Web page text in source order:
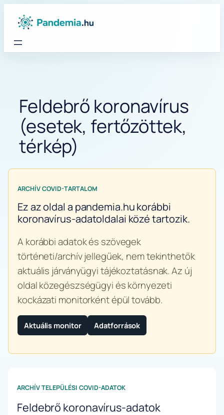
Feldebrő koronavírus
(esetek, fertőzöttek,
térkép)
ARCHÍV COVID-TARTALOM
Ez az oldal a pandemia.hu korábbi
koronavírus-adatoldalai közé tartozik.
A korábbi adatok és szövegek
történeti/archív jellegűek, nem tekinthetők
aktuális járványügyi tájékoztatásnak. Az új
oldal közegészségügyi és környezeti
kockázati monitorként épül tovább.
Aktuális monitor Adatforrások
ARCHÍV TELEPÜLÉSI COVID-ADATOK
Feldebrő koronavírus-adatok